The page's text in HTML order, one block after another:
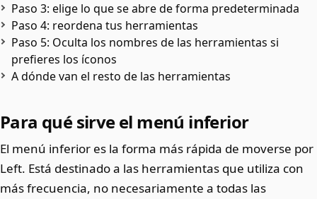
Paso 3: elige lo que se abre de forma predeterminada
Paso 4: reordena tus herramientas
Paso 5: Oculta los nombres de las herramientas si
prefieres los íconos
A dónde van el resto de las herramientas
Para qué sirve el menú inferior
El menú inferior es la forma más rápida de moverse por
Left. Está destinado a las herramientas que utiliza con
más frecuencia, no necesariamente a todas las